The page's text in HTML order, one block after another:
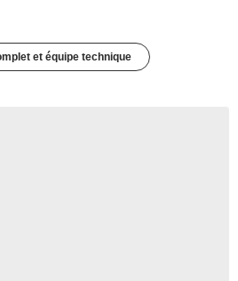
et équipe technique